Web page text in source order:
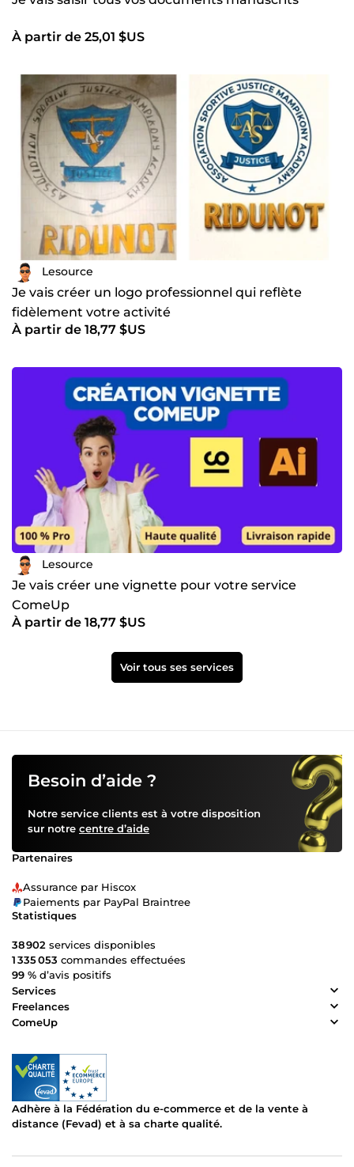
À partir de 25,01 $US
Lesource
Je vais créer un logo professionnel qui reflète
fidèlement votre activité
À partir de 18,77 $US
Lesource
Je vais créer une vignette pour votre service
ComeUp
À partir de 18,77 $US
Voir tous ses services
Besoin d’aide ?
Notre service clients est à votre disposition
sur notre centre d’aide
Partenaires
Assurance par Hiscox
Paiements par PayPal Braintree
Statistiques
38 902 services disponibles
1 335 053 commandes effectuées
99 % d’avis positifs
Services
Freelances
ComeUp
Adhère à la Fédération du e-commerce et de la vente à
distance (Fevad) et à sa charte qualité.